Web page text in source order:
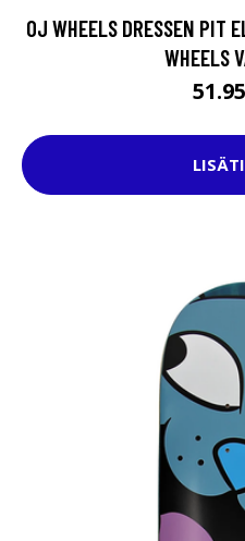
OJ WHEELS DRESSEN PIT
WHEELS